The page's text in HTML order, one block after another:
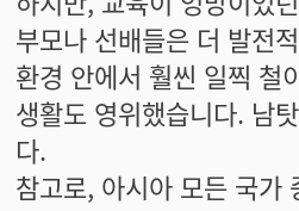
부모나 선배들은 더 발전
환경 안에서 훨씬 일찍 철
생활도 영위했습니다. 남
다.
참고로, 아시아 모든 국가